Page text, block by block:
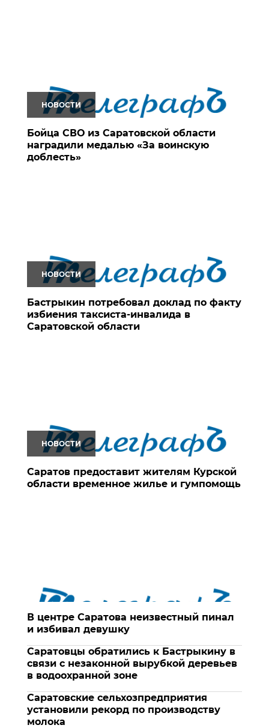
НОВОСТИ
Бойца СВО из Саратовской области
наградили медалью «За воинскую
доблесть»
НОВОСТИ
Бастрыкин потребовал доклад по факту
избиения таксиста-инвалида в
Саратовской области
НОВОСТИ
Саратов предоставит жителям Курской
области временное жилье и гумпомощь
В центре Саратова неизвестный пинал
и избивал девушку
Саратовцы обратились к Бастрыкину в
связи с незаконной вырубкой деревьев
в водоохранной зоне
Саратовские сельхозпредприятия
установили рекорд по производству
молока